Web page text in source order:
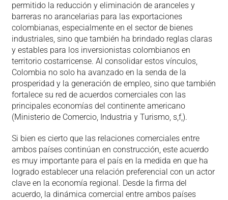
permitido la reducción y eliminación de aranceles y
barreras no arancelarias para las exportaciones
colombianas, especialmente en el sector de bienes
industriales, sino que también ha brindado reglas claras
y estables para los inversionistas colombianos en
territorio costarricense. Al consolidar estos vínculos,
Colombia no solo ha avanzado en la senda de la
prosperidad y la generación de empleo, sino que también
fortalece su red de acuerdos comerciales con las
principales economías del continente americano
(Ministerio de Comercio, Industria y Turismo, s,f,).
Si bien es cierto que las relaciones comerciales entre
ambos países continúan en construcción, este acuerdo
es muy importante para el país en la medida en que ha
logrado establecer una relación preferencial con un actor
clave en la economía regional. Desde la firma del
acuerdo, la dinámica comercial entre ambos países